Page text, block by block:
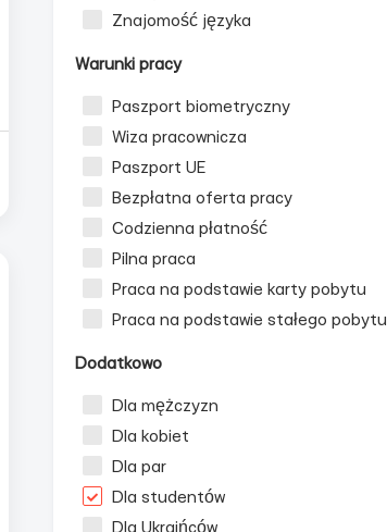
Znajomość języka
Warunki pracy
Paszport biometryczny
Wiza pracownicza
Paszport UE
Bezpłatna oferta pracy
Codzienna płatność
Pilna praca
Praca na podstawie karty pobytu
Praca na podstawie stałego pobytu
Dodatkowo
Dla mężczyzn
Dla kobiet
Dla par
Dla studentów
Dla Ukraińców